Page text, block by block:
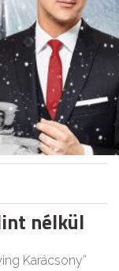
nélkül
Karácsony”